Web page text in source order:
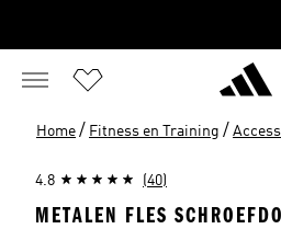
Home / Fitness en Training /
4.8 (40)
METALEN FLES